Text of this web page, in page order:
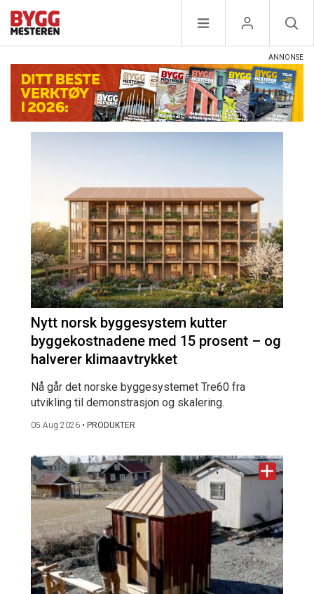
Nytt norsk byggesystem kutter
byggekostnadene med 15 prosent – og
halverer klimaavtrykket
Nå går det norske byggesystemet Tre60 fra
utvikling til demonstrasjon og skalering.
05 Aug 2026 • PRODUKTER